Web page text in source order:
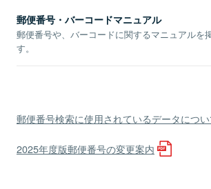
郵便番号・バーコードマニュアル
郵便番号や、バーコードに関するマニュアルを
す。
郵便番号検索に使用されているデータについ
2025年度版郵便番号の変更案内